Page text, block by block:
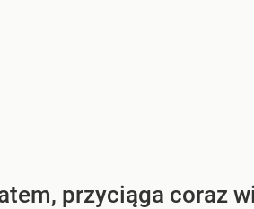
przyciąga coraz